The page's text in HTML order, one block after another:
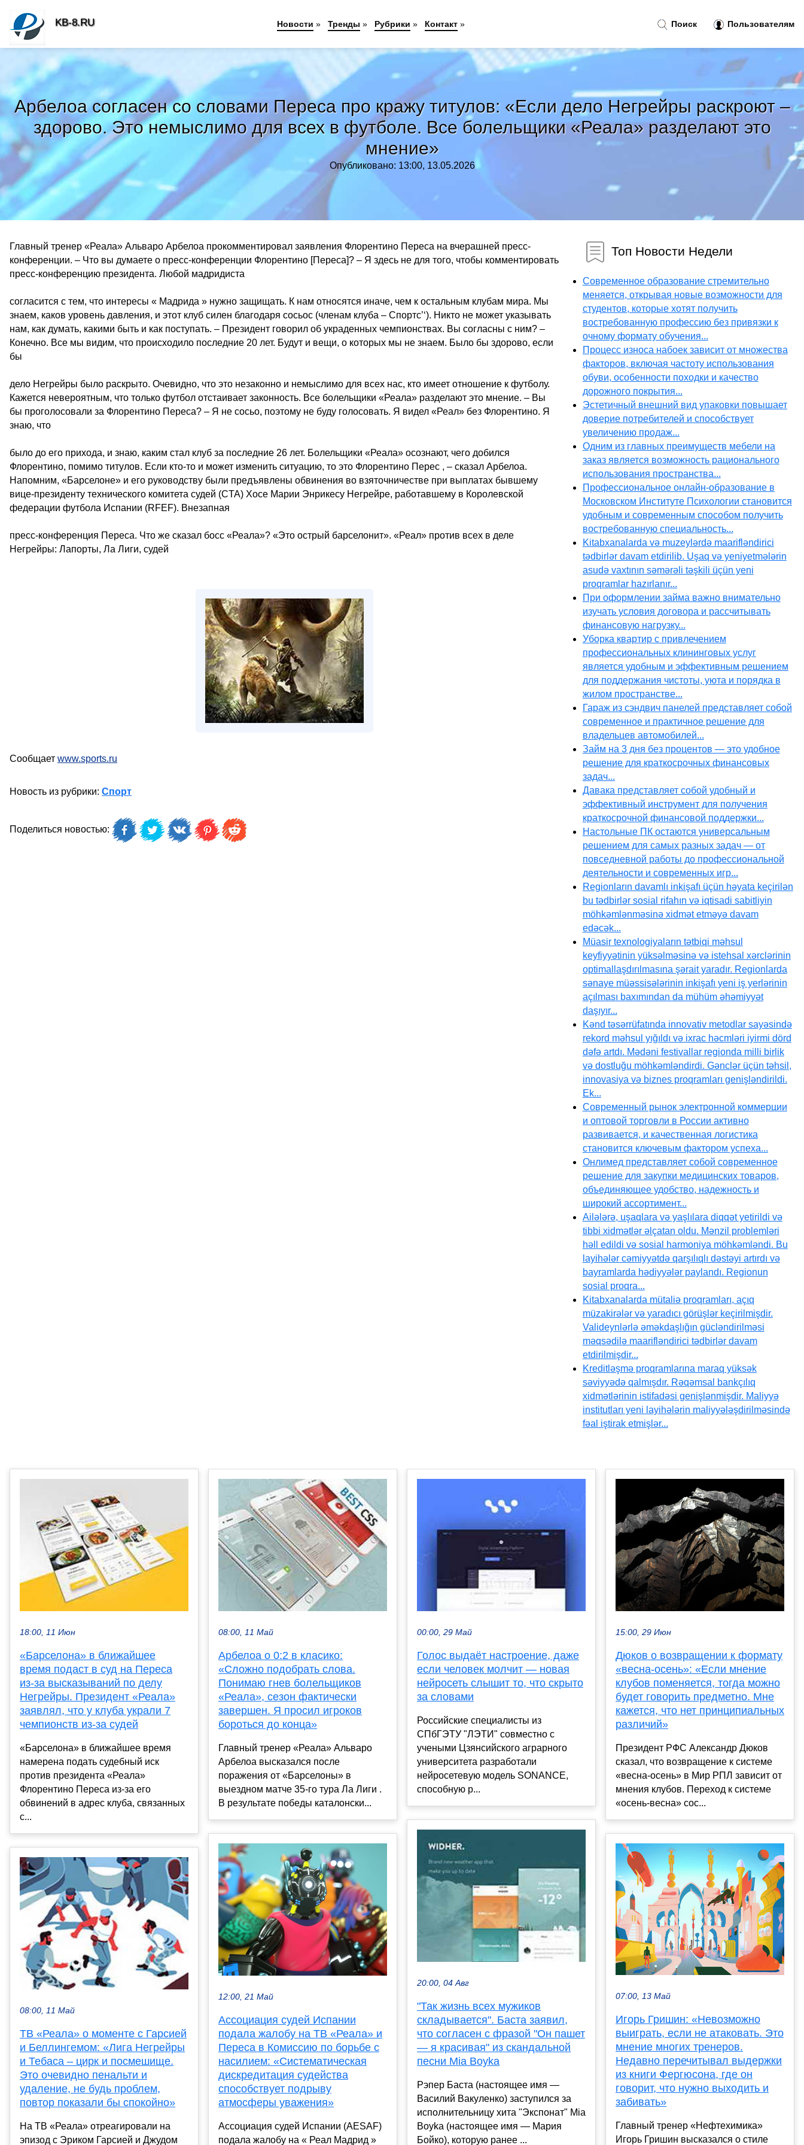
Арбелоа согласен со словами Переса про кражу титулов: «Если дело Негрейры раскроют –
здорово. Это немыслимо для всех в футболе. Все болельщики «Реала» разделают это
мнение»
Опубликовано: 13:00, 13.05.2026
Главный тренер «Реала» Альваро Арбелоа прокомментировал заявления Флорентино Переса на вчерашней пресс-
конференции. – Что вы думаете о пресс-конференции Флорентино [Переса]? – Я здесь не для того, чтобы комментировать
пресс-конференцию президента. Любой мадридиста
согласится с тем, что интересы « Мадрида » нужно защищать. К нам относятся иначе, чем к остальным клубам мира. Мы
знаем, каков уровень давления, и этот клуб силен благодаря сосьос (членам клуба – Спортс’‘). Никто не может указывать
нам, как думать, какими быть и как поступать. – Президент говорил об украденных чемпионствах. Вы согласны с ним? –
Конечно. Все мы видим, что происходило последние 20 лет. Будут и вещи, о которых мы не знаем. Было бы здорово, если
бы
дело Негрейры было раскрыто. Очевидно, что это незаконно и немыслимо для всех нас, кто имеет отношение к футболу.
Кажется невероятным, что только футбол отстаивает законность. Все болельщики «Реала» разделают это мнение. – Вы
бы проголосовали за Флорентино Переса? – Я не сосьо, поэтому не буду голосовать. Я видел «Реал» без Флорентино. Я
знаю, что
было до его прихода, и знаю, каким стал клуб за последние 26 лет. Болельщики «Реала» осознают, чего добился
Флорентино, помимо титулов. Если кто-то и может изменить ситуацию, то это Флорентино Перес , – сказал Арбелоа.
Напомним, «Барселоне» и его руководству были предъявлены обвинения во взяточничестве при выплатах бывшему
вице-президенту технического комитета судей (CTA) Хосе Марии Энрикесу Негрейре, работавшему в Королевской
федерации футбола Испании (RFEF). Внезапная
пресс-конференция Переса. Что же сказал босс «Реала»? «Это острый барселонит». «Реал» против всех в деле
Негрейры: Лапорты, Ла Лиги, судей
Сообщает www.sports.ru
Новость из рубрики: Спорт
Поделиться новостью:
Топ Новости Недели
Современное образование стремительно
меняется, открывая новые возможности для
студентов, которые хотят получить
востребованную профессию без привязки к
очному формату обучения...
Процесс износа набоек зависит от множества
факторов, включая частоту использования
обуви, особенности походки и качество
дорожного покрытия...
Эстетичный внешний вид упаковки повышает
доверие потребителей и способствует
увеличению продаж...
Одним из главных преимуществ мебели на
заказ является возможность рационального
использования пространства...
Профессиональное онлайн-образование в
Московском Институте Психологии становится
удобным и современным способом получить
востребованную специальность...
Kitabxanalarda və muzeylərdə maarifləndirici
tədbirlər davam etdirilib. Uşaq və yeniyetmələrin
asudə vaxtının səmərəli təşkili üçün yeni
proqramlar hazırlanır...
При оформлении займа важно внимательно
изучать условия договора и рассчитывать
финансовую нагрузку...
Уборка квартир с привлечением
профессиональных клининговых услуг
является удобным и эффективным решением
для поддержания чистоты, уюта и порядка в
жилом пространстве...
Гараж из сэндвич панелей представляет собой
современное и практичное решение для
владельцев автомобилей...
Займ на 3 дня без процентов — это удобное
решение для краткосрочных финансовых
задач...
Давака представляет собой удобный и
эффективный инструмент для получения
краткосрочной финансовой поддержки...
Настольные ПК остаются универсальным
решением для самых разных задач — от
повседневной работы до профессиональной
деятельности и современных игр...
Regionların davamlı inkişafı üçün həyata keçirilən
bu tədbirlər sosial rifahın və iqtisadi sabitliyin
möhkəmlənməsinə xidmət etməyə davam
edəcək...
Müasir texnologiyaların tətbiqi məhsul
keyfiyyətinin yüksəlməsinə və istehsal xərclərinin
optimallaşdırılmasına şərait yaradır. Regionlarda
sənaye müəssisələrinin inkişafı yeni iş yerlərinin
açılması baxımından da mühüm əhəmiyyət
daşıyır...
Kənd təsərrüfatında innovativ metodlar sayəsində
rekord məhsul yığıldı və ixrac həcmləri iyirmi dörd
dəfə artdı. Mədəni festivallar regionda milli birlik
və dostluğu möhkəmləndirdi. Gənclər üçün təhsil,
innovasiya və biznes proqramları genişləndirildi.
Ek...
Современный рынок электронной коммерции
и оптовой торговли в России активно
развивается, и качественная логистика
становится ключевым фактором успеха...
Онлимед представляет собой современное
решение для закупки медицинских товаров,
объединяющее удобство, надежность и
широкий ассортимент...
Ailələrə, uşaqlara və yaşlılara diqqət yetirildi və
tibbi xidmətlər əlçatan oldu. Mənzil problemləri
həll edildi və sosial harmoniya möhkəmləndi. Bu
layihələr cəmiyyətdə qarşılıqlı dəstəyi artırdı və
bayramlarda hədiyyələr paylandı. Regionun
sosial proqra...
Kitabxanalarda mütaliə proqramları, açıq
müzakirələr və yaradıcı görüşlər keçirilmişdir.
Valideynlərlə əməkdaşlığın gücləndirilməsi
məqsədilə maarifləndirici tədbirlər davam
etdirilmişdir...
Kreditləşmə proqramlarına maraq yüksək
səviyyədə qalmışdır. Rəqəmsal bankçılıq
xidmətlərinin istifadəsi genişlənmişdir. Maliyyə
institutları yeni layihələrin maliyyələşdirilməsində
fəal iştirak etmişlər...
18:00, 11 Июн
«Барселона» в ближайшее
время подаст в суд на Переса
из-за высказываний по делу
Негрейры. Президент «Реала»
заявлял, что у клуба украли 7
чемпионств из-за судей
«Барселона» в ближайшее время
намерена подать судебный иск
против президента «Реала»
Флорентино Переса из-за его
обвинений в адрес клуба, связанных
с...
08:00, 11 Май
ТВ «Реала» о моменте с Гарсией
и Беллингемом: «Лига Негрейры
и Тебаса – цирк и посмешище.
Это очевидно пенальти и
удаление, не будь проблем,
повтор показали бы спокойно»
На ТВ «Реала» отреагировали на
эпизод с Эриком Гарсией и Джудом
08:00, 11 Май
Арбелоа о 0:2 в класико:
«Сложно подобрать слова.
Понимаю гнев болельщиков
«Реала», сезон фактически
завершен. Я просил игроков
бороться до конца»
Главный тренер «Реала» Альваро
Арбелоа высказался после
поражения от «Барселоны» в
выездном матче 35-го тура Ла Лиги .
В результате победы каталонски...
12:00, 21 Май
Ассоциация судей Испании
подала жалобу на ТВ «Реала» и
Переса в Комиссию по борьбе с
насилием: «Систематическая
дискредитация судейства
способствует подрыву
атмосферы уважения»
Ассоциация судей Испании (AESAF)
подала жалобу на « Реал Мадрид »
00:00, 29 Май
Голос выдаёт настроение, даже
если человек молчит — новая
нейросеть слышит то, что скрыто
за словами
Российские специалисты из
СПбГЭТУ "ЛЭТИ" совместно с
учеными Цзянсийского аграрного
университета разработали
нейросетевую модель SONANCE,
способную р...
20:00, 04 Авг
"Так жизнь всех мужиков
складывается". Баста заявил,
что согласен с фразой "Он пашет
— я красивая" из скандальной
песни Mia Boyka
Рэпер Баста (настоящее имя —
Василий Вакуленко) заступился за
исполнительницу хита "Экспонат" Mia
Boyka (настоящее имя — Мария
Бойко), которую ранее ...
15:00, 29 Июн
Дюков о возвращении к формату
«весна-осень»: «Если мнение
клубов поменяется, тогда можно
будет говорить предметно. Мне
кажется, что нет принципиальных
различий»
Президент РФС Александр Дюков
сказал, что возвращение к системе
«весна-осень» в Мир РПЛ зависит от
мнения клубов. Переход к системе
«осень-весна» сос...
07:00, 13 Май
Игорь Гришин: «Невозможно
выиграть, если не атаковать. Это
мнение многих тренеров.
Недавно перечитывал выдержки
из книги Фергюсона, где он
говорит, что нужно выходить и
забивать»
Главный тренер «Нефтехимика»
Игорь Гришин высказался о стиле
Поиск Пользователям
KB-8.RU Новости » Тренды » Рубрики » Контакт »